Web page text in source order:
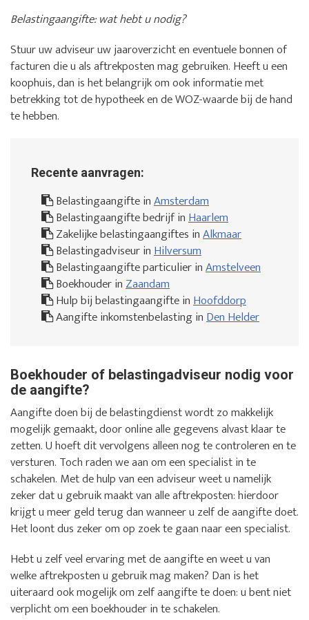
Belastingaangifte: wat hebt u nodig?
Stuur uw adviseur uw jaaroverzicht en eventuele bonnen of
facturen die u als aftrekposten mag gebruiken. Heeft u een
koophuis, dan is het belangrijk om ook informatie met
betrekking tot de hypotheek en de WOZ-waarde bij de hand
te hebben.
Recente aanvragen:
Belastingaangifte inAmsterdam
Belastingaangifte bedrijf inHaarlem
Zakelijke belastingaangiftes inAlkmaar
Belastingadviseur inHilversum
Belastingaangifte particulier inAmstelveen
Boekhouder inZaandam
Hulp bij belastingaangifte inHoofddorp
Aangifte inkomstenbelasting inDen Helder
Boekhouder of belastingadviseur nodig voor
de aangifte?
Aangifte doen bij de belastingdienst wordt zo makkelijk
mogelijk gemaakt, door online alle gegevens alvast klaar te
zetten. U hoeft dit vervolgens alleen nog te controleren en te
versturen. Toch raden we aan om een specialist in te
schakelen. Met de hulp van een adviseur weet u namelijk
zeker dat u gebruik maakt van alle aftrekposten: hierdoor
krijgt u meer geld terug dan wanneer u zelf de aangifte doet.
Het loont dus zeker om op zoek te gaan naar een specialist.
Hebt u zelf veel ervaring met de aangifte en weet u van
welke aftrekposten u gebruik mag maken? Dan is het
uiteraard ook mogelijk om zelf aangifte te doen: u bent niet
verplicht om een boekhouder in te schakelen.